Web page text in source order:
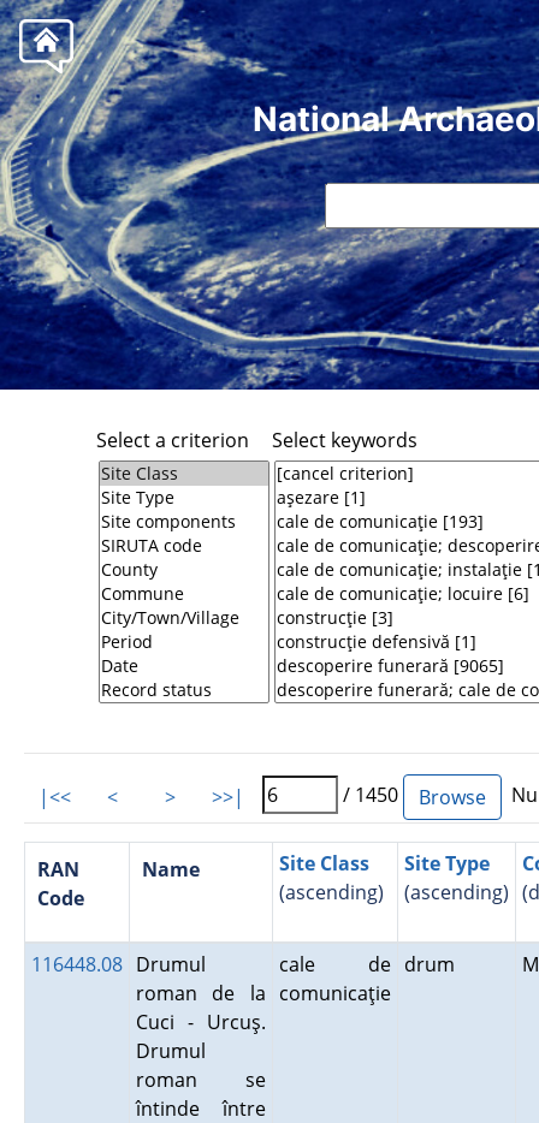
National
Select a criterion Select keywords
|<< < > >>| / 1450
RAN
Code
Name
Site Class
(ascending)
Site Type
(ascending)
116448.08 Drumul
roman de la
Cuci - Urcuş.
Drumul
roman se
întinde între
cale de
comunicaţie
drum